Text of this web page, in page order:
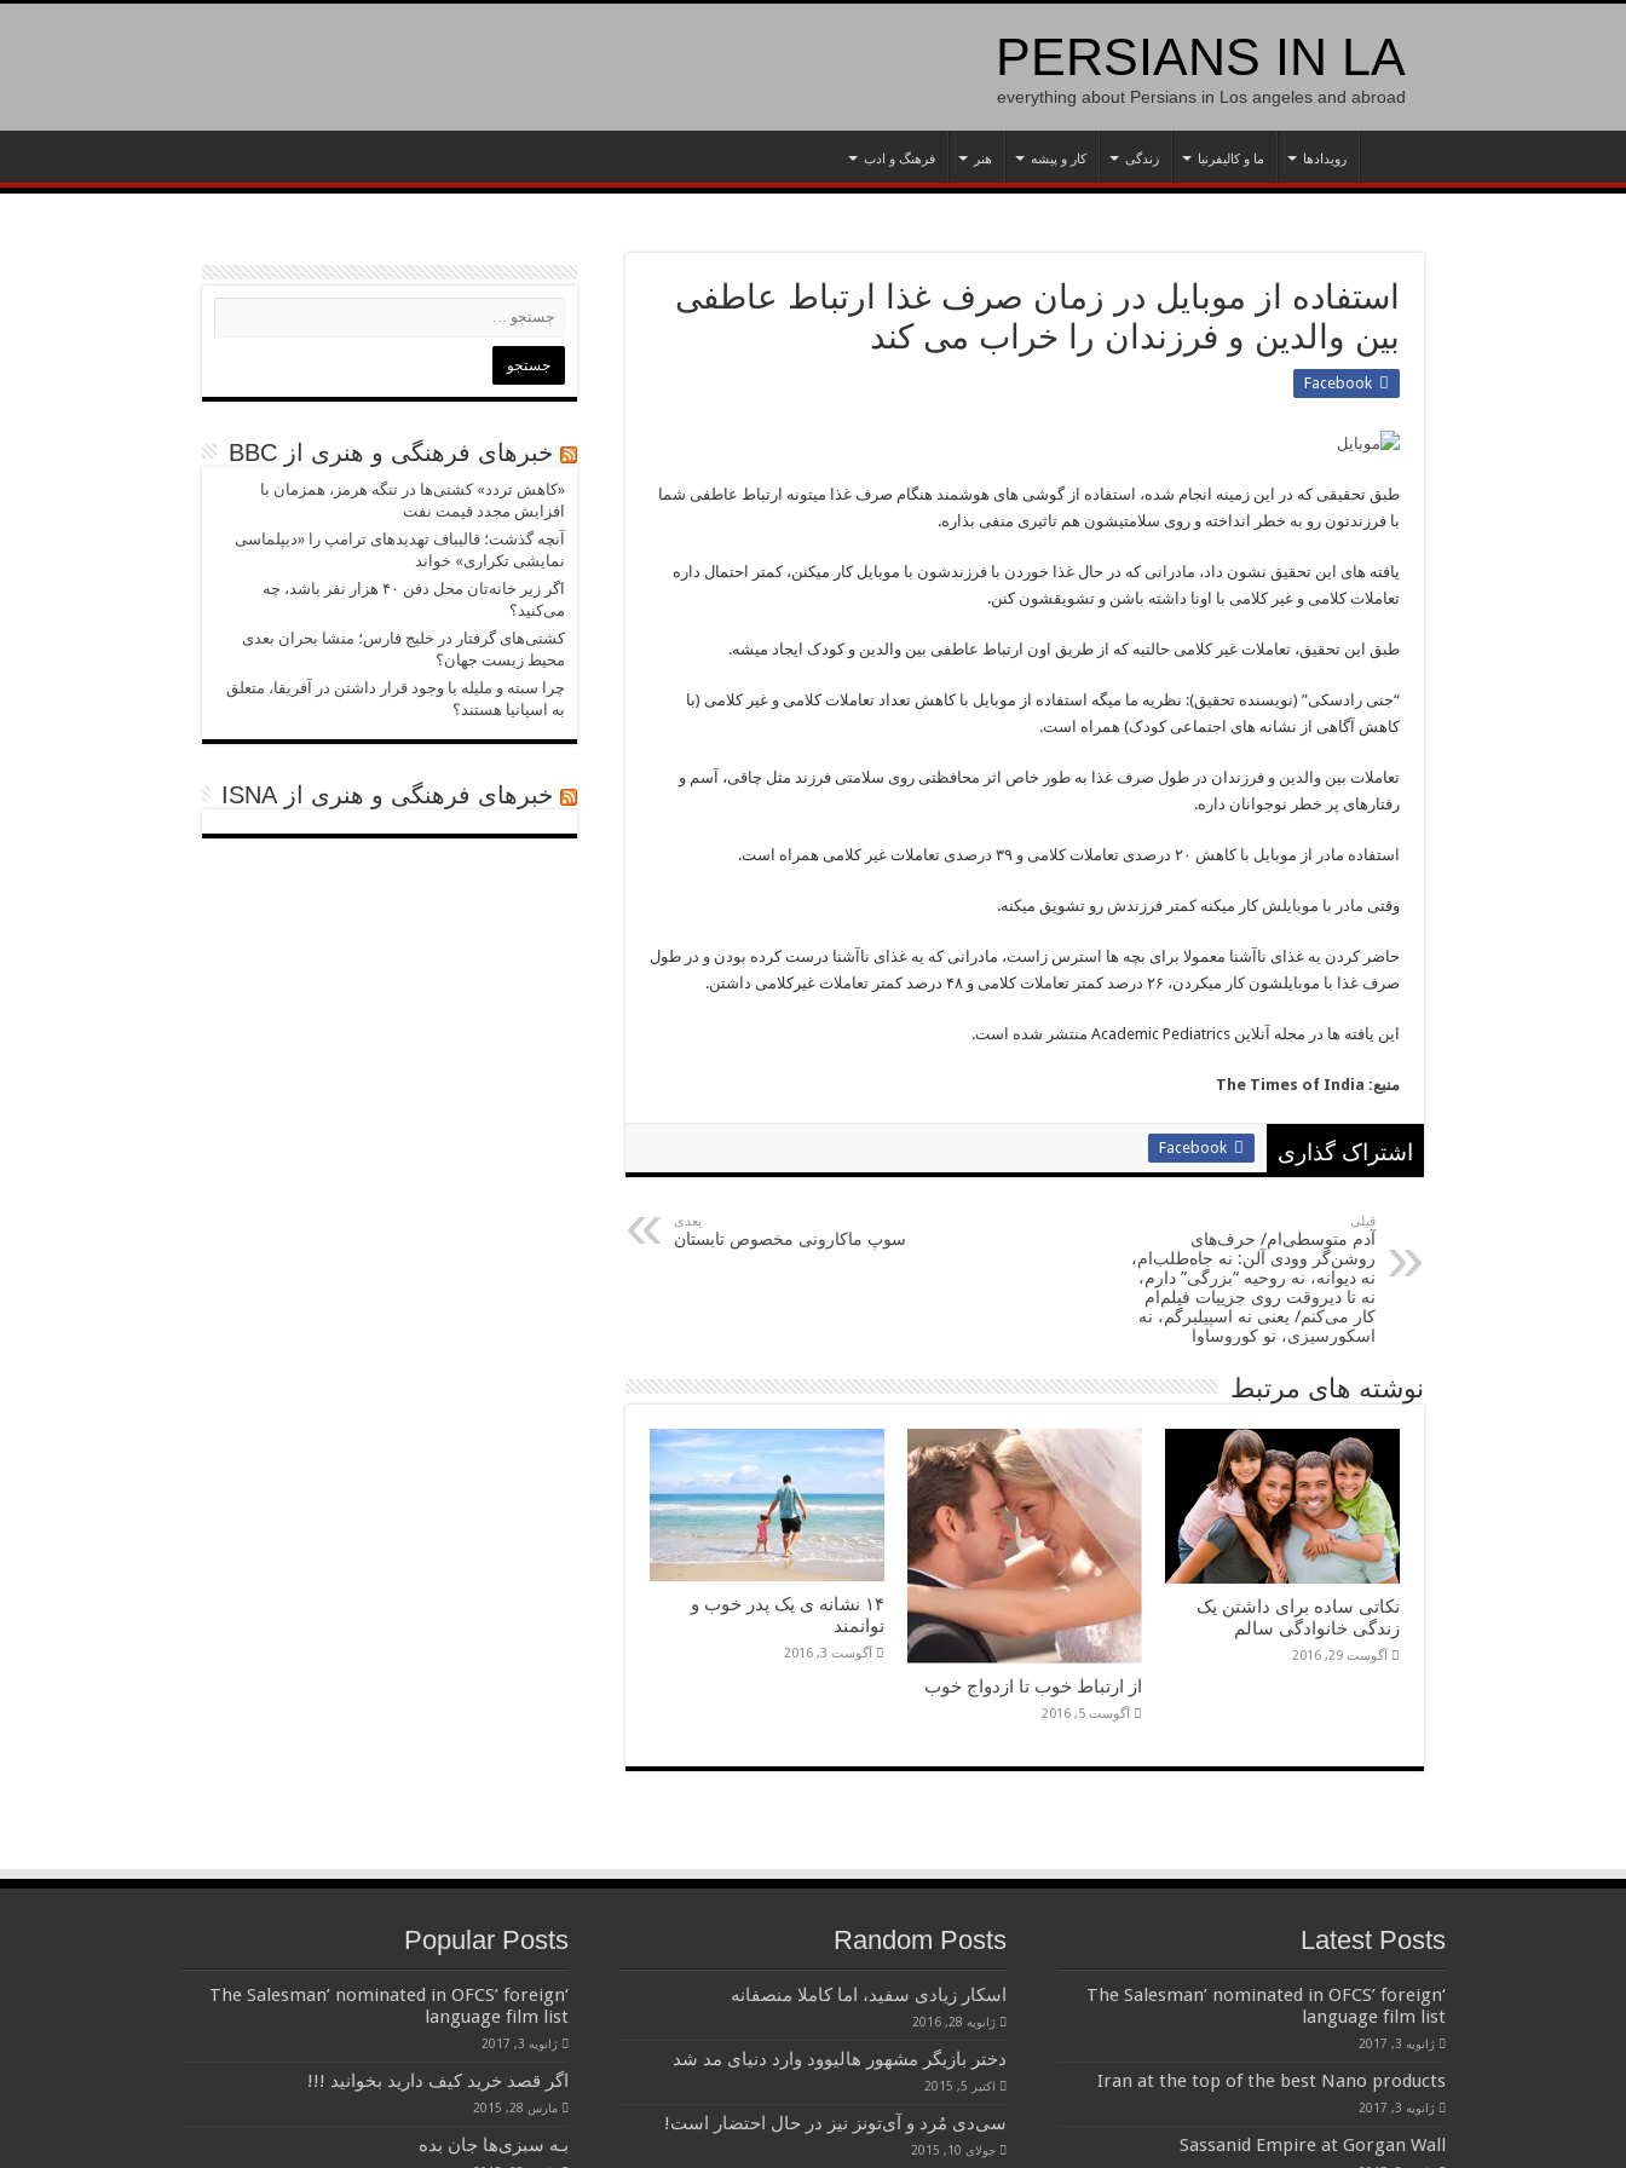
PERSIANS IN LA
everything about Persians in Los angeles and abroad
رویدادها ما و کالیفرنیا زندگی کار و پیشه هنر فرهنگ و ادب
استفاده از موبایل در زمان صرف غذا ارتباط عاطفی
بین والدین و فرزندان را خراب می کند
Facebook
طبق تحقیقی که در این زمینه انجام شده، استفاده از گوشی های هوشمند هنگام صرف غذا میتونه ارتباط عاطفی شما
با فرزندتون رو به خطر انداخته و روی سلامتیشون هم تاثیری منفی بذاره.
یافته های این تحقیق نشون داد، مادرانی که در حال غذا خوردن با فرزندشون با موبایل کار میکنن، کمتر احتمال داره
تعاملات کلامی و غیر کلامی با اونا داشته باشن و تشویقشون کنن.
طبق این تحقیق، تعاملات غیر کلامی حالتیه که از طریق اون ارتباط عاطفی بین والدین و کودک ایجاد میشه.
“جنی رادسکی” (نویسنده تحقیق): نظریه ما میگه استفاده از موبایل با کاهش تعداد تعاملات کلامی و غیر کلامی (با
کاهش آگاهی از نشانه های اجتماعی کودک) همراه است.
تعاملات بین والدین و فرزندان در طول صرف غذا به طور خاص اثر محافظتی روی سلامتی فرزند مثل چاقی، آسم و
رفتارهای پر خطر نوجوانان داره.
استفاده مادر از موبایل با کاهش ۲۰ درصدی تعاملات کلامی و ۳۹ درصدی تعاملات غیر کلامی همراه است.
وقتی مادر با موبایلش کار میکنه کمتر فرزندش رو تشویق میکنه.
حاضر کردن یه غذای ناآشنا معمولا برای بچه ها استرس زاست، مادرانی که یه غذای ناآشنا درست کرده بودن و در طول
صرف غذا با موبایلشون کار میکردن، ۲۶ درصد کمتر تعاملات کلامی و ۴۸ درصد کمتر تعاملات غیرکلامی داشتن.
این یافته ها در مجله آنلاین Academic Pediatrics منتشر شده است.
منبع: The Times of India
اشتراک گذاری Facebook
قبلی
آدم متوسطی‌ام/ حرف‌های
روشن‌گر وودی آلن: نه جاه‌طلب‌ام،
نه دیوانه، نه روحیه “بزرگی” دارم،
نه تا دیروقت روی جزییات فیلم‌ام
کار می‌کنم/ یعنی نه اسپیلبرگم، نه
اسکورسیزی، نو کوروساوا
بعدی
سوپ ماکارونی مخصوص تابستان
نوشته های مرتبط
نکاتی ساده برای داشتن یک
زندگی خانوادگی سالم
آگوست 29, 2016
از ارتباط خوب تا ازدواج خوب
آگوست 5, 2016
۱۴ نشانه ی یک پدر خوب و
توانمند
آگوست 3, 2016
خبرهای فرهنگی و هنری از BBC
«کاهش تردد» کشتی‌ها در تنگه هرمز، همزمان با
افزایش مجدد قیمت نفت
آنچه گذشت؛ قالیباف تهدیدهای ترامپ را «دیپلماسی
نمایشی تکراری» خواند
اگر زیر خانه‌تان محل دفن ۴۰ هزار نفر باشد، چه
می‌کنید؟
کشتی‌های گرفتار در خلیج فارس؛ منشا بحران بعدی
محیط زیست جهان؟
چرا سبته و ملیله با وجود قرار داشتن در آفریقا، متعلق
به اسپانیا هستند؟
خبرهای فرهنگی و هنری از ISNA
Latest Posts
‘The Salesman’ nominated in OFCS’ foreign
language film list
ژانویه 3, 2017
Iran at the top of the best Nano products
ژانویه 3, 2017
Sassanid Empire at Gorgan Wall
Random Posts
اسکار زیادی سفید، اما کاملا منصفانه
ژانویه 28, 2016
دختر بازیگر مشهور هالیوود وارد دنیای مد شد
اکتبر 5, 2015
سی‌دی مُرد و آی‌تونز نیز در حال احتضار است!
جولای 10, 2015
Popular Posts
‘The Salesman’ nominated in OFCS’ foreign
language film list
ژانویه 3, 2017
اگر قصد خرید کیف دارید بخوانید !!!
مارس 28, 2015
بـه سبزی‌ها جان بده